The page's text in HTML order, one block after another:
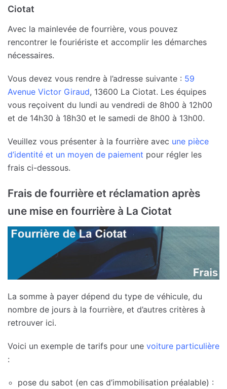
Ciotat
Avec la mainlevée de fourrière, vous pouvez
rencontrer le fouriériste et accomplir les démarches
nécessaires.
Vous devez vous rendre à l’adresse suivante : 59
Avenue Victor Giraud, 13600 La Ciotat. Les équipes
vous reçoivent du lundi au vendredi de 8h00 à 12h00
et de 14h30 à 18h30 et le samedi de 8h00 à 13h00.
Veuillez vous présenter à la fourrière avec une pièce
d’identité et un moyen de paiement pour régler les
frais ci-dessous.
Frais de fourrière et réclamation après
une mise en fourrière à La Ciotat
La somme à payer dépend du type de véhicule, du
nombre de jours à la fourrière, et d’autres critères à
retrouver ici.
Voici un exemple de tarifs pour une voiture particulière
:
pose du sabot (en cas d’immobilisation préalable) :